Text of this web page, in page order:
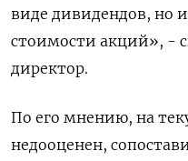
виде дивидендов, но
стоимости акций», -
директор.
По его мнению, на
недооценен,